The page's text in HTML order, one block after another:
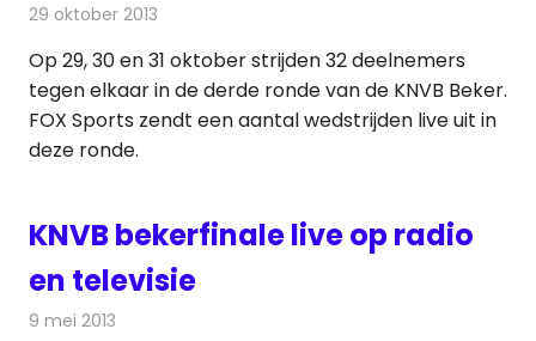
29 oktober 2013
Op 29, 30 en 31 oktober strijden 32 deelnemers
tegen elkaar in de derde ronde van de KNVB Beker.
FOX Sports zendt een aantal wedstrijden live uit in
deze ronde.
KNVB bekerfinale live op radio
en televisie
9 mei 2013